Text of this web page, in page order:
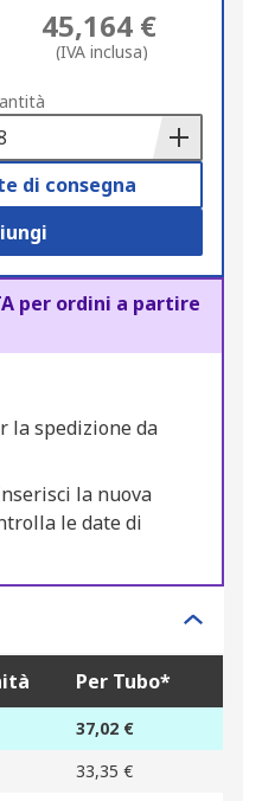
45,164 €
(IVA inclusa)
di consegna
per ordini a partire
la spedizione da
la nuova
le date di
Per Tubo*
37,02 €
33,35 €